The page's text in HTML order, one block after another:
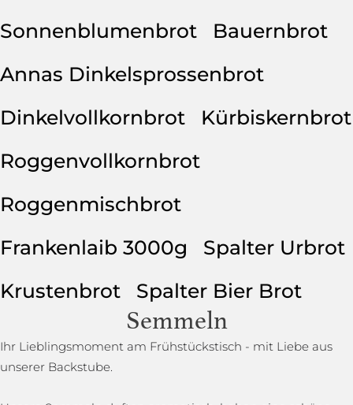
Sonnenblumenbrot
Bauernbrot
Annas Dinkelsprossenbrot
Dinkelvollkornbrot
Kürbiskernbrot
Roggenvollkornbrot
Roggenmischbrot
Frankenlaib 3000g
Spalter Urbrot
Krustenbrot
Spalter Bier Brot
Semmeln
Ihr Lieblingsmoment am Frühstückstisch - mit Liebe aus
unserer Backstube.